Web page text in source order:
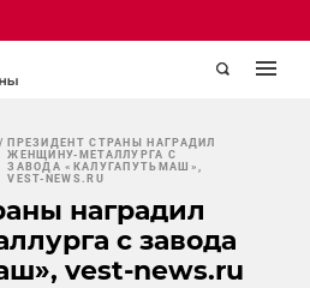
ПРЕЗИДЕНТ СТРАНЫ НАГРАДИЛ
ЖЕНЩИНУ-МЕТАЛЛУРГА С
ЗАВОДА «КАЛУГАПУТЬМАШ»,
VEST-NEWS.RU
наградил
с завода
vest-news.ru